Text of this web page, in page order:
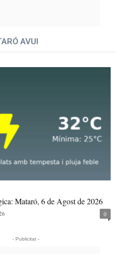
AVUI
Mataró, 6 de Agost de 2026
0
- Publicitat -